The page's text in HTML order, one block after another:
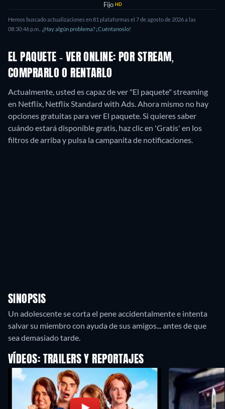
Fijo HD
Hemos buscado actualizaciones en81 plataformas el 7 de agosto de 2026a las
08:30:46 p.m.
¿Hay algún problema? ¡Cuéntanoslo!
EL PAQUETE - VER ONLINE: POR STREAM,
COMPRARLO O RENTARLO
Actualmente, usted es capaz de ver "El paquete" streaming
en Netflix, Netflix Standard with Ads.Ahora mismo no hay
opciones gratuitas para ver El paquete. Si quieres saber
cuándo estará disponible gratis, haz clic en 'Gratis' en los
filtros de arriba y pulsa la campanita de notificaciones.
SINOPSIS
Un adolescente se corta el pene accidentalmente e intenta
salvar su miembro con ayuda de sus amigos... antes de que
sea demasiado tarde.
VÍDEOS: TRAILERS Y REPORTAJES